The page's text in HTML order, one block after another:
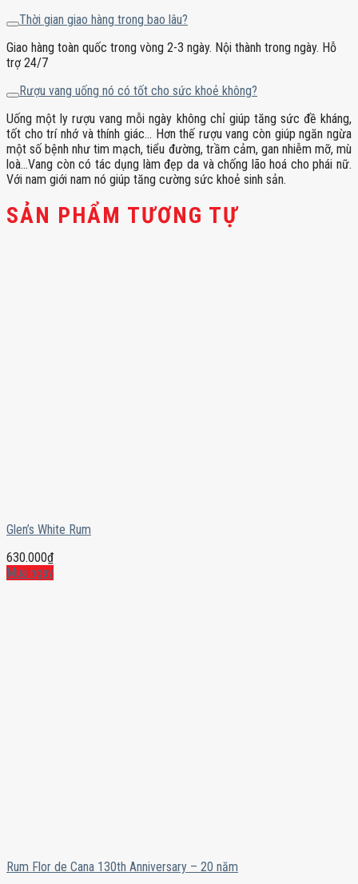
Thời gian giao hàng trong bao lâu?
Giao hàng toàn quốc trong vòng 2-3 ngày. Nội thành trong ngày. Hỗ
trợ 24/7
Rượu vang uống nó có tốt cho sức khoẻ không?
Uống một ly rượu vang mỗi ngày không chỉ giúp tăng sức đề kháng,
tốt cho trí nhớ và thính giác… Hơn thế rượu vang còn giúp ngăn ngừa
một số bệnh như tim mạch, tiểu đường, trầm cảm, gan nhiễm mỡ, mù
loà…Vang còn có tác dụng làm đẹp da và chống lão hoá cho phái nữ.
Với nam giới nam nó giúp tăng cường sức khoẻ sinh sản.
SẢN PHẨM TƯƠNG TỰ
Glen’s White Rum
630.000₫
Mua ngay
Rum Flor de Cana 130th Anniversary – 20 năm